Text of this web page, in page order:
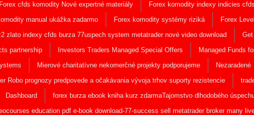
Forex cfds komodity Nové expertné materiály
Forex komodity indexy indicies
manual ukážka zadarmo Forex komodity systémy riziká
Forex
zlato indexy cfds burza 77uspech system metatrader nové video download
partnership
Investors Traders Managed Special Offers
Managed Funds
Mierové charitatívne nekomerčné projekty podporujeme Nezaradené
Robo prognozy predpovede a očakávania vývoja trhov suporty rezistencie
Dashboard
forex burza ebook kniha kurz zdarmaTajomstvo dlhodobého
education pdf e-book download-77-success sell metatrader broker many